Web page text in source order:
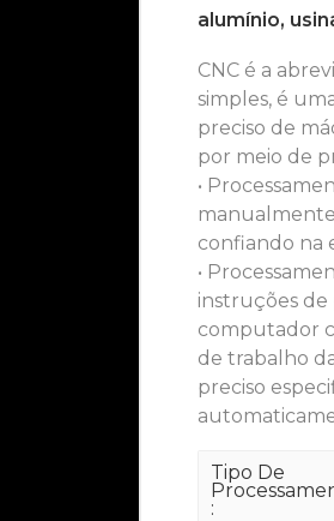
alumínio,
CNC é a
simples, é
preciso de
por meio de
•
confiando na
•
instruções
computador
de trabalho
preciso
Tipo De
: